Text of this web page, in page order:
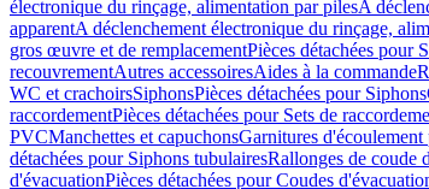
électronique du rinçage, alimentation par pilesA
apparentA déclenchement électronique du rinçage,
gros œuvre et de remplacementPièces détachées pour
recouvrementAutres accessoiresAides à la commande
WC et crachoirsSiphonsPièces détachées pour Siphons
raccordementPièces détachées pour Sets de
PVCManchettes et capuchonsGarnitures
détachées pour Siphons tubulairesRallonges de coude
d'évacuationPièces détachées pour Coudes